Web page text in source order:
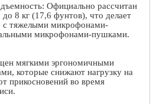
Официально рассчитан
до 8 кг (17,6 фунтов), что делает
с тяжелыми микрофонами-
микрофонами-пушками.
мягкими эргономичными
которые снижают нагрузку на
прикосновений во время